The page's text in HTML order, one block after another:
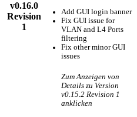
v0.16.0
Revision
1
Add GUI login banner
Fix GUI issue for
VLAN and L4 Ports
filtering
Fix other minor GUI
issues
Zum Anzeigen von
Details zu Version
v0.15.2 Revision 1
anklicken